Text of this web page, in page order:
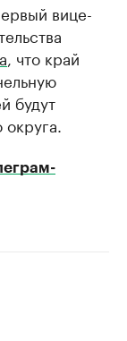
вице-
, что край
будут